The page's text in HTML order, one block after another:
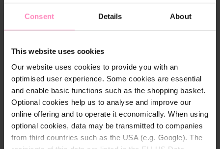
Consent Details About
This website uses cookies
Our website uses cookies to provide you with an
optimised user experience. Some cookies are essential
and enable basic functions such as the shopping basket.
Optional cookies help us to analyse and improve our
online offering and to operate it economically. When using
optional cookies, data may be transmitted to companies
from third countries such as the USA (e.g. Google). The